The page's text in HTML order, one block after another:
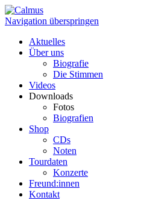
Navigation überspringen
Aktuelles
Über uns
Biografie
Die Stimmen
Videos
Downloads
Fotos
Biografien
Shop
CDs
Noten
Tourdaten
Konzerte
Freund:innen
Kontakt